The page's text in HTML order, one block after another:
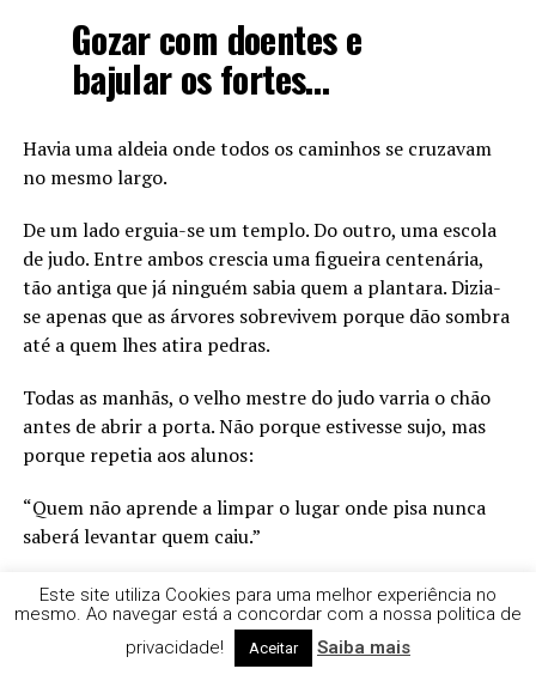
Gozar com doentes e
bajular os fortes…
Havia uma aldeia onde todos os caminhos se cruzavam
no mesmo largo.
De um lado erguia-se um templo. Do outro, uma escola
de judo. Entre ambos crescia uma figueira centenária,
tão antiga que já ninguém sabia quem a plantara. Dizia-
se apenas que as árvores sobrevivem porque dão sombra
até a quem lhes atira pedras.
Todas as manhãs, o velho mestre do judo varria o chão
antes de abrir a porta. Não porque estivesse sujo, mas
porque repetia aos alunos:
“Quem não aprende a limpar o lugar onde pisa nunca
saberá levantar quem caiu.”
Ninguém lhe dava grande importância. A multidão
preferia reunir-se debaixo da figueira.
Este site utiliza Cookies para uma melhor experiência no
mesmo. Ao navegar está a concordar com a nossa politica de
privacidade!
Aceitar Saiba mais